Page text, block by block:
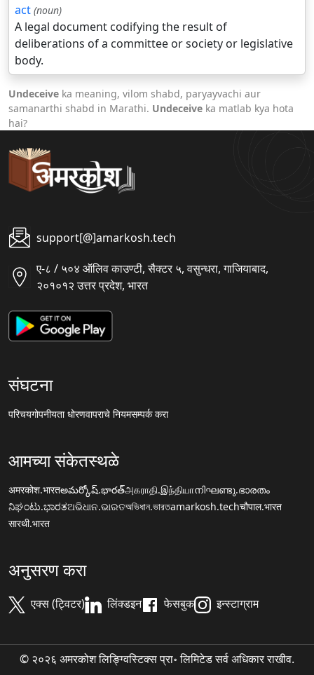
act (noun)
A legal document codifying the result of
deliberations of a committee or society or legislative
body.
Undeceive ka meaning, vilom shabd, paryayvachi aur
samanarthi shabd in Marathi. Undeceive ka matlab kya hota
hai?
support[@]amarkosh.tech
ए-८ / ५०४ ऑलिव काउण्टी, सैक्टर ५, वसुन्धरा, गाजियाबाद,
२०१०१२ उत्तर प्रदेश, भारत
संघटना
परिचयगोपनीयता धोरणवापराचे नियमसम्पर्क करा
आमच्या संकेतस्थळे
अमरकोश.भारतఅమర్కోష్.భారత్அகராதி.இந்தியாനിഘണ്ടു.ഭാരതം
ನಿಘಂಟು.ಭಾರತଅଭିଧାନ.ଭାରତঅভিধান.ভারতamarkosh.techचौपाल.भारत
सारथी.भारत
अनुसरण करा
एक्स (ट्विटर) लिंक्डइन फेसबुक इन्स्टाग्राम
© २०२६ अमरकोश लिङ्ग्विस्टिक्स प्रा॰ लिमिटेड सर्व अधिकार राखीव.